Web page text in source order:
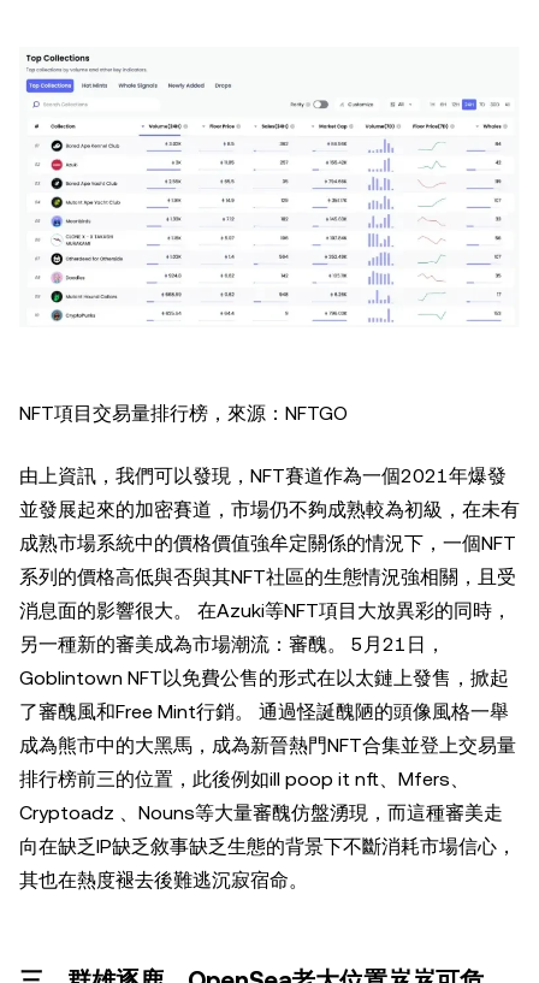
NFT項目交易量排行榜，來源：NFTGO
由上資訊，我們可以發現，NFT賽道作為一個2021年爆發
並發展起來的加密賽道，市場仍不夠成熟較為初級，在未有
成熟市場系統中的價格價值強牟定關係的情況下，一個NFT
系列的價格高低與否與其NFT社區的生態情況強相關，且受
消息面的影響很大。 在Azuki等NFT項目大放異彩的同時，
另一種新的審美成為市場潮流：審醜。 5月21日，
Goblintown NFT以免費公售的形式在以太鏈上發售，掀起
了審醜風和Free Mint行銷。 通過怪誕醜陋的頭像風格一舉
成為熊市中的大黑馬，成為新晉熱門NFT合集並登上交易量
排行榜前三的位置，此後例如ill poop it nft、Mfers、
Cryptoadz 、Nouns等大量審醜仿盤湧現，而這種審美走
向在缺乏IP缺乏敘事缺乏生態的背景下不斷消耗市場信心，
其也在熱度褪去後難逃沉寂宿命。